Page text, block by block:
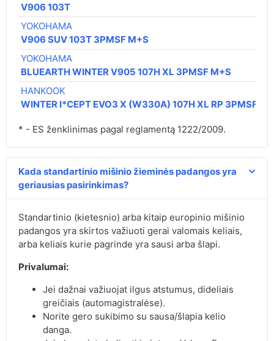
V906 103T
YOKOHAMA
V906 SUV 103T 3PMSF M+S
YOKOHAMA
BLUEARTH WINTER V905 107H XL 3PMSF M+S
HANKOOK
WINTER I*CEPT EVO3 X (W330A) 107H XL RP 3PMSF
* - ES ženklinimas pagal reglamentą 1222/2009.
Kada standartinio mišinio žieminės padangos yra
geriausias pasirinkimas?
Standartinio (kietesnio) arba kitaip europinio mišinio
padangos yra skirtos važiuoti gerai valomais keliais,
arba keliais kurie pagrinde yra sausi arba šlapi.
Privalumai:
Jei dažnai važiuojat ilgus atstumus, dideliais
greičiais (automagistralėse).
Norite gero sukibimo su sausa/šlapia kelio
danga.